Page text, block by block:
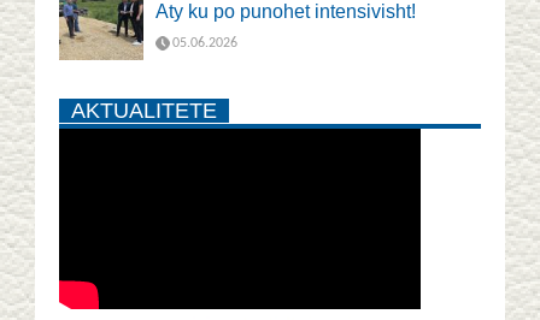
Aty ku po punohet intensivisht!
05.06.2026
AKTUALITETE